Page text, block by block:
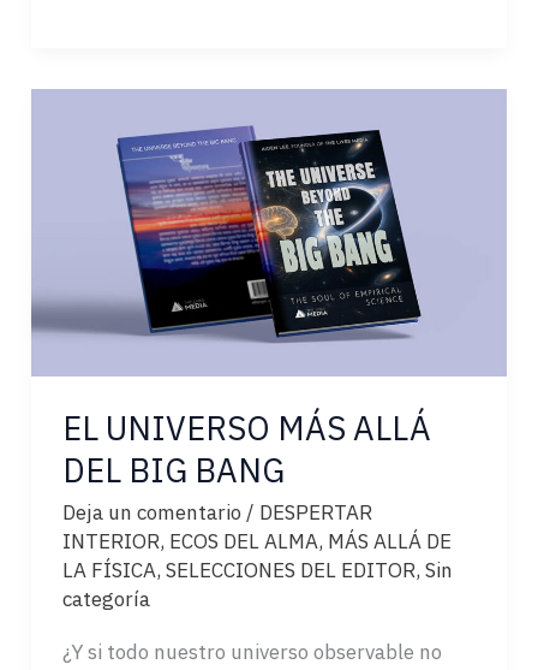
CIENCIA…
EL UNIVERSO MÁS ALLÁ
DEL BIG BANG
Deja un comentario / DESPERTAR
INTERIOR, ECOS DEL ALMA, MÁS ALLÁ DE
LA FÍSICA, SELECCIONES DEL EDITOR, Sin
categoría
¿Y si todo nuestro universo observable no